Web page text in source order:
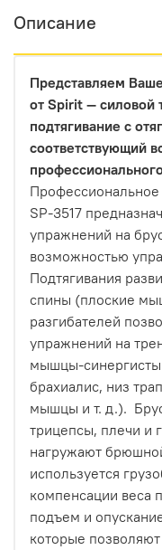
Описание
Представляем
от Spirit —
подтягивание с
соответствующий
SP-3517
упражнений на
возможностью
Подтягивания
спины (плоские
разгибателей
упражнений на
мышцы-синергисты
брахиалис, низ
мышцы и т. д.).
трицепсы, плечи и
нагружают
используется
компенсации веса
подъем и
которые